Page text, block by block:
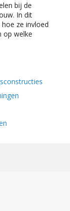
bij de
In dit
ze invloed
op welke